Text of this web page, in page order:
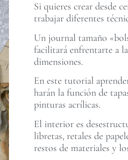
Si quieres crear desde
trabajar diferentes
Un journal tamaño
facilitará enfrentarte a
dimensiones.
En este tutorial
harán la función de
pinturas acrílicas.
El interior es
libretas, retales de
restos de materiales y